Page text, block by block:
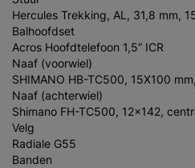
Hercules Trekking, AL, 31,8 mm,
Balhoofdset
Acros Hoofdtelefoon 1,5” ICR
Naaf (voorwiel)
SHIMANO HB-TC500, 15X100
Naaf (achterwiel)
Shimano FH-TC500, 12x142,
Velg
Radiale G55
Banden